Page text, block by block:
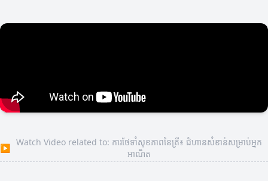
▶
Watch Video related to: ការថែទាំសុខភាពនៃត្រី៖ ជំហានសំខាន់សម្រាប់អ្នក
អាណិត